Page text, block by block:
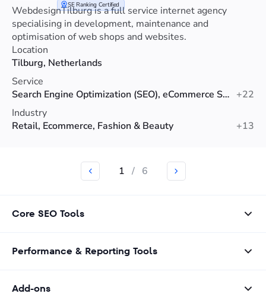
SE Ranking Certified
WebdesignTilburg is a full service internet agency
specialising in development, maintenance and
optimisation of web shops and websites.
Location
Tilburg, Netherlands
Service
Search Engine Optimization (SEO), eCommerce SEO, Technical SEO +22
Industry
Retail, Ecommerce, Fashion & Beauty
+13
1 / 6
Core SEO Tools
Performance & Reporting Tools
Add-ons